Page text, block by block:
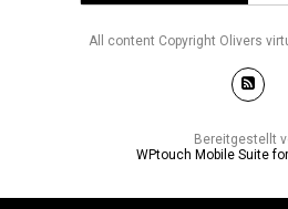
All content Copyright Olivers
Bereitgestellt
WPtouch Mobile Suite